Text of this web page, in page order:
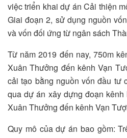
việc triển khai dự án Cải thiện
Giai đoạn 2, sử dụng nguồn
và vốn đối ứng từ ngân sách
Từ năm 2019 đến nay, 750m
Xuân Thưởng đến kênh Vạn
cải tạo bằng nguồn vốn đầu tư
qua dự án xây dựng đoạn
Xuân Thưởng đến kênh Vạn
Quy mô của dự án bao gồm: